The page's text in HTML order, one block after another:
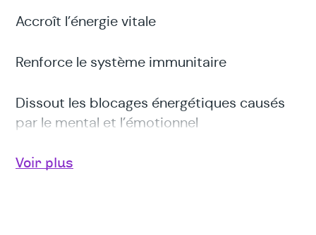
Accroît l’énergie vitale
Renforce le système immunitaire
Dissout les blocages énergétiques causés
par le mental et l’émotionnel
Calme les douleurs locales
Voir plus